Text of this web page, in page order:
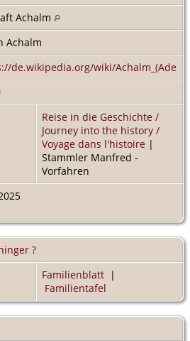
Achalm
Achalm
de.wikipedia.org/wiki/
Reise in die Geschichte /
Journey into the history /
Voyage dans l'histoire |
Stammler Manfred -
Vorfahren
?
Familienblatt |
Familientafel